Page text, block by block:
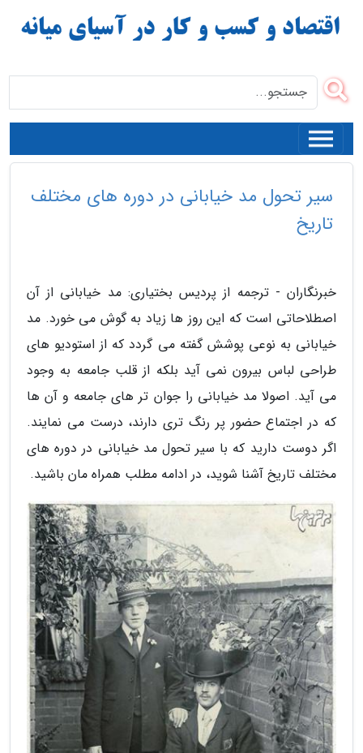
سیر تحول مد خیابانی در دوره های مختلف
تاریخ
خبرنگاران - ترجمه از پردیس بختیاری: مد خیابانی از آن
اصطلاحاتی است که این روز ها زیاد به گوش می خورد. مد
خیابانی به نوعی پوشش گفته می گردد که از استودیو های
طراحی لباس بیرون نمی آید بلکه از قلب جامعه به وجود
می آید. اصولا مد خیابانی را جوان تر های جامعه و آن ها
که در اجتماع حضور پر رنگ تری دارند، درست می نمایند.
اگر دوست دارید که با سیر تحول مد خیابانی در دوره های
مختلف تاریخ آشنا شوید، در ادامه مطلب همراه مان باشید.